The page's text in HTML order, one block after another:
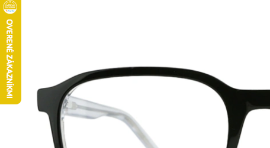
130 mm
Šírka